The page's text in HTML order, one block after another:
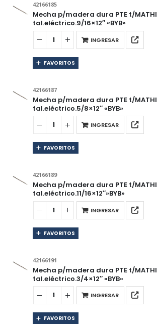
42166185
Mecha p/madera dura PTE t/MATHI
tal.eléctrico.9/16×12″ «BYB»
INGRESAR
FAVORITOS
42166187
Mecha p/madera dura PTE t/MATHI
tal.eléctrico.5/8×12″ «BYB»
INGRESAR
FAVORITOS
42166189
Mecha p/madera dura PTE t/MATHI
tal.eléctrico.11/16×12″»BYB»
INGRESAR
FAVORITOS
42166191
Mecha p/madera dura PTE t/MATHI
tal.eléctrico.3/4×12″ «BYB»
INGRESAR
FAVORITOS